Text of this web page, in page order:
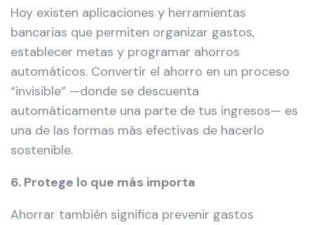
Hoy existen aplicaciones y herramientas
bancarias que permiten organizar gastos,
establecer metas y programar ahorros
automáticos. Convertir el ahorro en un proceso
“invisible” —donde se descuenta
automáticamente una parte de tus ingresos— es
una de las formas más efectivas de hacerlo
sostenible.
6. Protege lo que más importa
Ahorrar también significa prevenir gastos